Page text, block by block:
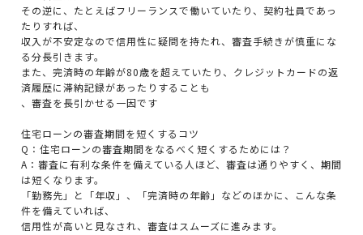
その逆に、たとえばフリーランスで働いていたり、契約社員であっ
たりすれば、
収入が不安定なので信用性に疑問を持たれ、審査手続きが慎重にな
る分長引きます。
また、完済時の年齢が80歳を超えていたり、クレジットカードの返
済履歴に滞納記録があったりすることも
、審査を長引かせる一因です
住宅ローンの審査期間を短くするコツ
Q：住宅ローンの審査期間をなるべく短くするためには？
A：審査に有利な条件を備えている人ほど、審査は通りやすく、期間
は短くなります。
「勤務先」と「年収」、「完済時の年齢」などのほかに、こんな条
件を備えていれば、
信用性が高いと見なされ、審査はスムーズに進みます。